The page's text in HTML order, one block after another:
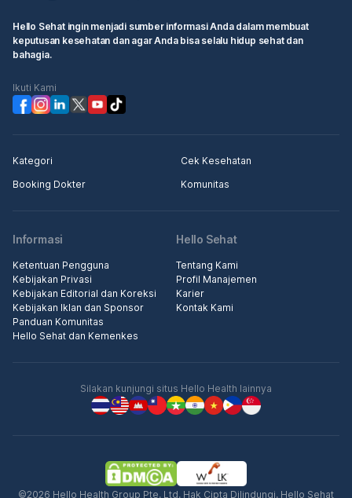
Hello Sehat ingin menjadi sumber informasi Anda dalam membuat
keputusan kesehatan dan agar Anda bisa selalu hidup sehat dan
bahagia.
Ikuti Kami
Kategori
Cek Kesehatan
Booking Dokter
Komunitas
Informasi
Ketentuan Pengguna
Kebijakan Privasi
Kebijakan Editorial dan Koreksi
Kebijakan Iklan dan Sponsor
Panduan Komunitas
Hello Sehat dan Kemenkes
Hello Sehat
Tentang Kami
Profil Manajemen
Karier
Kontak Kami
Silakan kunjungi situs Hello Health lainnya
©2026 Hello Health Group Pte. Ltd. Hak Cipta Dilindungi. Hello Sehat